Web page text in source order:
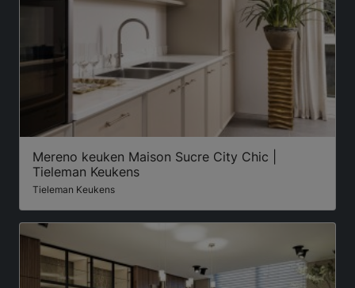
Mereno keuken Maison Sucre City Chic |
Tieleman Keukens
Tieleman Keukens